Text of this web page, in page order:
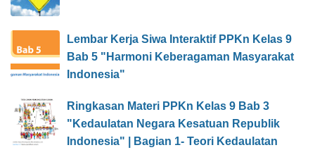
Lembar Kerja Siwa Interaktif PPKn Kelas 9
Bab 5 "Harmoni Keberagaman Masyarakat
Indonesia"
Ringkasan Materi PPKn Kelas 9 Bab 3
"Kedaulatan Negara Kesatuan Republik
Indonesia" | Bagian 1- Teori Kedaulatan